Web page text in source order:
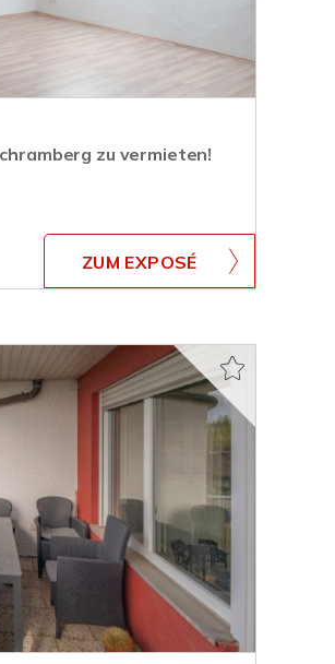
zu vermieten!
ZUM EXPOSÉ